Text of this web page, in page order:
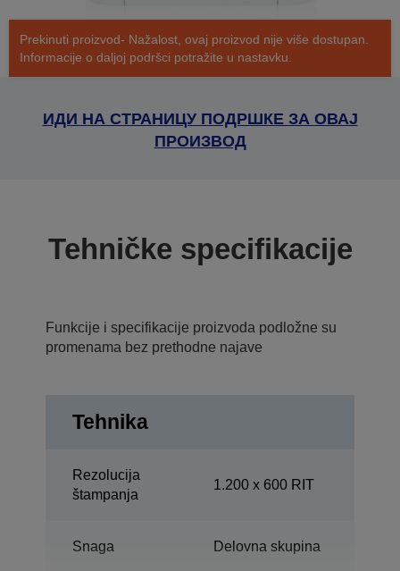
Prekinuti proizvod- Nažalost, ovaj proizvod nije više dostupan.
Informacije o daljoj podršci potražite u nastavku.
ИДИ НА СТРАНИЦУ ПОДРШКЕ ЗА ОВАЈ
ПРОИЗВОД
Tehničke specifikacije
Funkcije i specifikacije proizvoda podložne su
promenama bez prethodne najave
Tehnika
Rezolucija
štampanja
1.200 x 600 RIT
Snaga Delovna skupina